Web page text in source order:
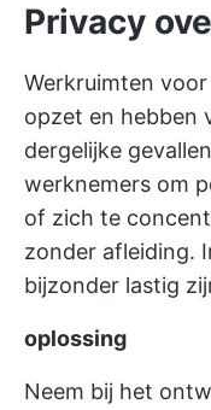
Privacy
Werkruimten
opzet en hebben
dergelijke
werknemers om
of zich te
zonder afleiding.
bijzonder lastig
oplossing
Neem bij het